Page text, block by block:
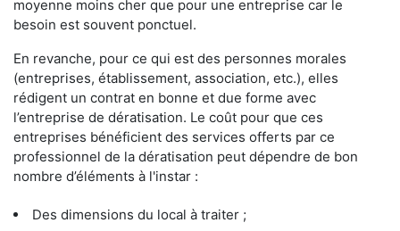
moyenne moins cher que pour une entreprise car le
besoin est souvent ponctuel.
En revanche, pour ce qui est des personnes morales
(entreprises, établissement, association, etc.), elles
rédigent un contrat en bonne et due forme avec
l’entreprise de dératisation. Le coût pour que ces
entreprises bénéficient des services offerts par ce
professionnel de la dératisation peut dépendre de bon
nombre d’éléments à l'instar :
Des dimensions du local à traiter ;